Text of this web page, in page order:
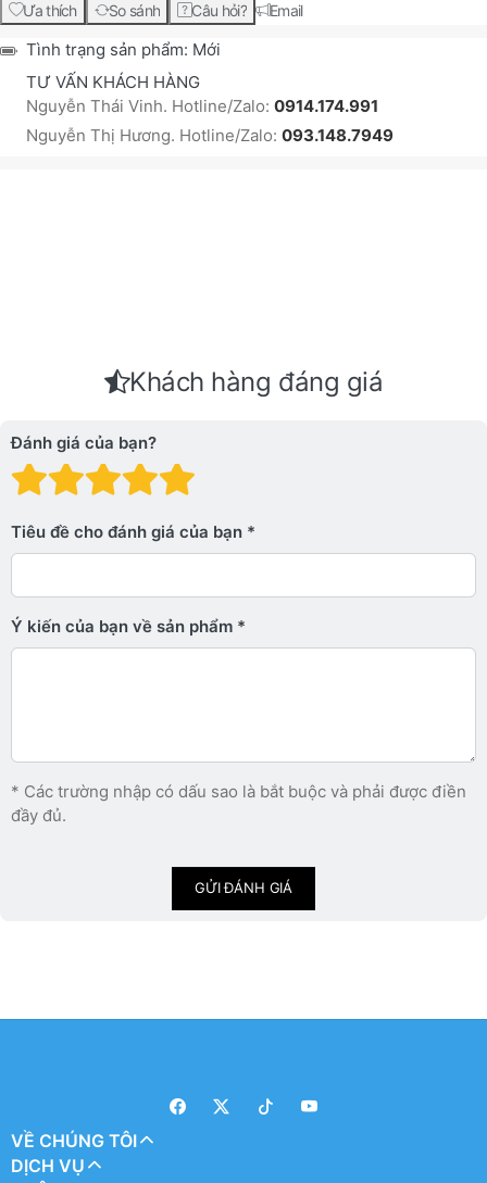
Ưa thích So sánh Câu hỏi? Email
Tình trạng sản phẩm: Mới
TƯ VẤN KHÁCH HÀNG
Nguyễn Thái Vinh. Hotline/Zalo: 0914.174.991
Nguyễn Thị Hương. Hotline/Zalo: 093.148.7949
Khách hàng đáng giá
Đánh giá của bạn?
Đánh giá: 4 trên 5
Đánh giá: 3 trên 5 sao.
Đánh giá: 2 trên 5 sao.
Đánh giá: 1 trên 5 sao. Xấu
Tiêu đề cho đánh giá của bạn
Ý kiến ​​của bạn về sản phẩm
* Các trường nhập có dấu sao là bắt buộc và phải được điền
đầy đủ.
GỬI ĐÁNH GIÁ
VỀ CHÚNG TÔI
DỊCH VỤ